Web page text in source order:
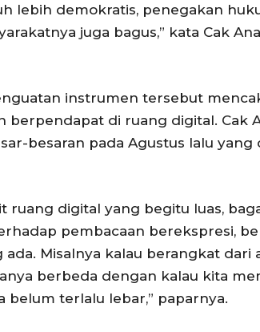
lebih demokratis, penegakan
juga bagus,” kata Cak
instrumen tersebut
berpendapat di ruang digital. Cak
besaran pada Agustus lalu
ruang digital yang begitu luas,
pembacaan berekspresi,
Misalnya kalau berangkat dari
berbeda dengan kalau kita
belum terlalu lebar,” paparnya.